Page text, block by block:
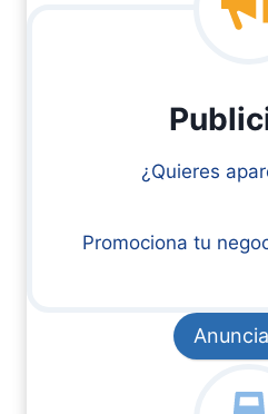
¿Quieres
Promociona tu